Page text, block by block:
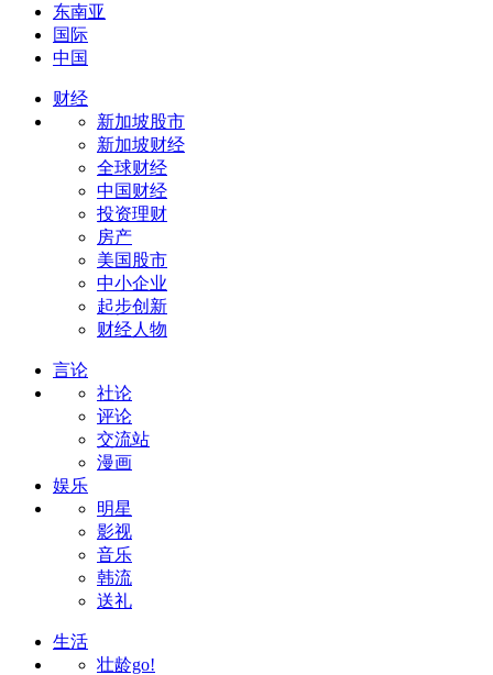
东南亚
国际
中国
财经
新加坡股市
新加坡财经
全球财经
中国财经
投资理财
房产
美国股市
中小企业
起步创新
财经人物
言论
社论
评论
交流站
漫画
娱乐
明星
影视
音乐
韩流
送礼
生活
壮龄go!